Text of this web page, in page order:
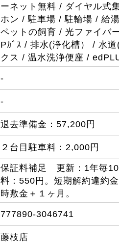
ーネット無料
ダイヤル式
ホン
駐車場 駐輪場
給
ペットの飼育
光ファイバ
Pｶﾞｽ
排水(浄化槽）
水
クス
温水洗浄便座
-
-
退去準備金：57,200円
２台目駐車料：2,000円
保証料補足 更新：1年毎
料：550円。短期解約違約
時敷金＋１ヶ月。
777890-3046741
藤枝店